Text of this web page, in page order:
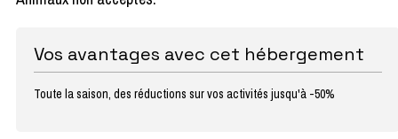
Vos avantages avec cet hébergement
Toute la saison, des réductions sur vos activités jusqu'à -50%